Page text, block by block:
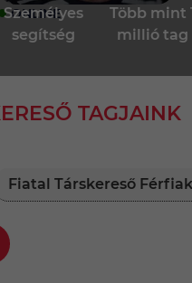
ONLINE
Személyes
segítség
Több mint
millió tag
TAGJAINK
Fiatal Társkereső